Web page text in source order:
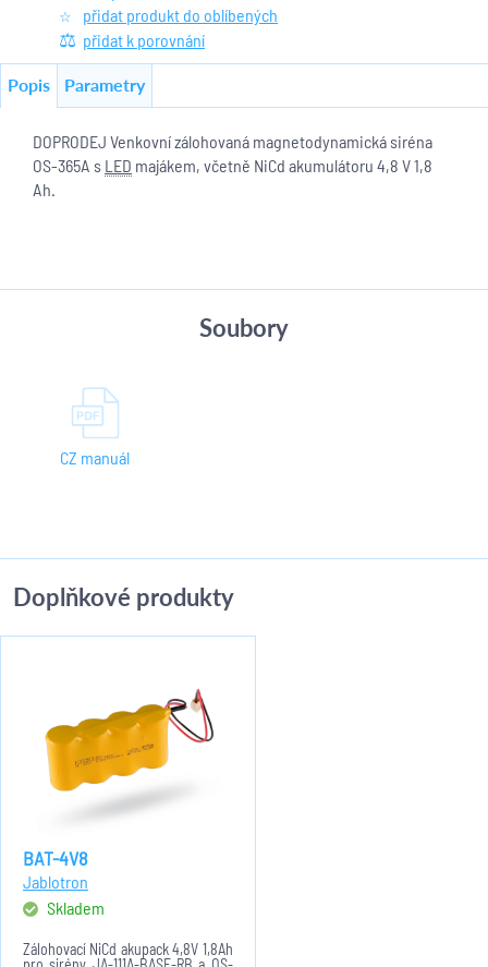
přidat produkt do oblíbených
přidat k porovnání
Popis Parametry
DOPRODEJ Venkovní zálohovaná magnetodynamická siréna
OS-365A s LED majákem, včetně NiCd akumulátoru 4,8 V 1,8
Ah.
Soubory
CZ manuál
Doplňkové produkty
BAT-4V8
Jablotron
Skladem
Zálohovací NiCd akupack 4,8V 1,8Ah